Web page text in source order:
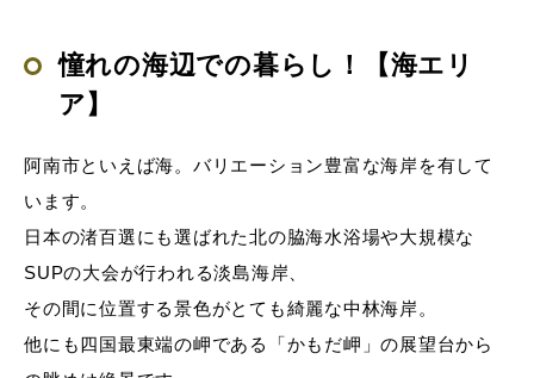
憧れの海辺での暮らし！【海エリ
ア】
阿南市といえば海。バリエーション豊富な海岸を有して
います。
日本の渚百選にも選ばれた北の脇海水浴場や大規模な
SUPの大会が行われる淡島海岸、
その間に位置する景色がとても綺麗な中林海岸。
他にも四国最東端の岬である「かもだ岬」の展望台から